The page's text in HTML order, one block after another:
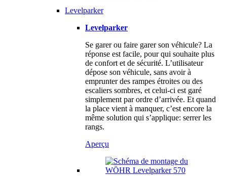
Levelparker
Levelparker
Se garer ou faire garer son véhicule? La
réponse est facile, pour qui souhaite plus
de confort et de sécurité. L’utilisateur
dépose son véhicule, sans avoir à
emprunter des rampes étroites ou des
escaliers sombres, et celui-ci est garé
simplement par ordre d’arrivée. Et quand
la place vient à manquer, c’est encore la
même solution qui s’applique: serrer les
rangs.
Aperçu